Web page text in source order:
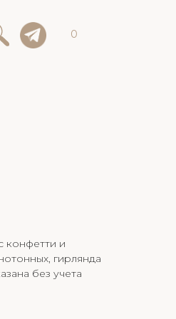
0
конфетти и
гирлянда
без учета